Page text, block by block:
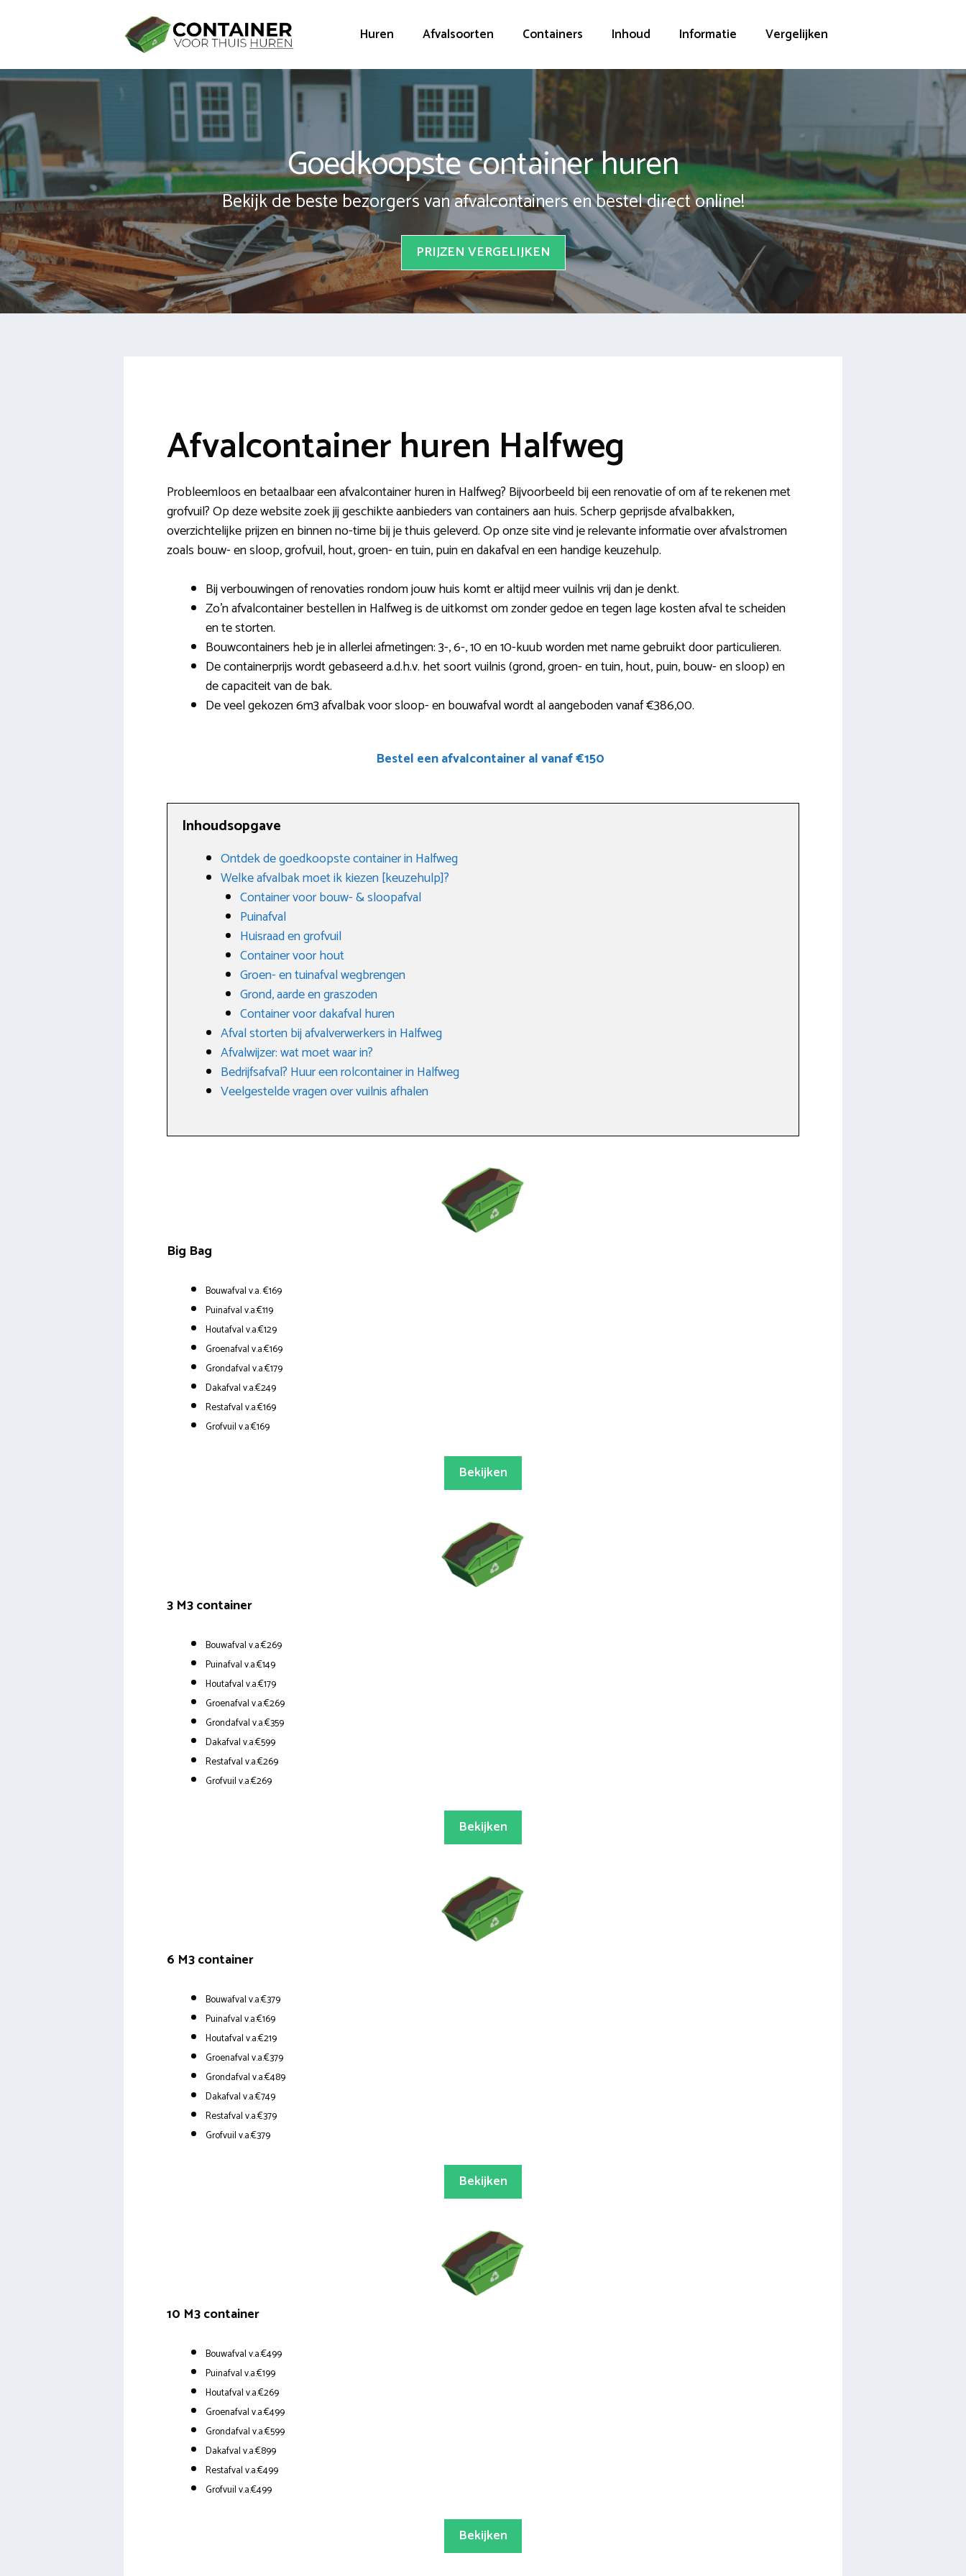
Huren Afvalsoorten Containers Inhoud Informatie Vergelijken
Goedkoopste container huren
Bekijk de beste bezorgers van afvalcontainers en bestel direct online!
PRIJZEN VERGELIJKEN
Afvalcontainer huren Halfweg
Probleemloos en betaalbaar een afvalcontainer huren in Halfweg? Bijvoorbeeld bij een renovatie of om af te rekenen met
grofvuil? Op deze website zoek jij geschikte aanbieders van containers aan huis. Scherp geprijsde afvalbakken,
overzichtelijke prijzen en binnen no-time bij je thuis geleverd. Op onze site vind je relevante informatie over afvalstromen
zoals bouw- en sloop, grofvuil, hout, groen- en tuin, puin en dakafval en een handige keuzehulp.
Bij verbouwingen of renovaties rondom jouw huis komt er altijd meer vuilnis vrij dan je denkt.
Zo’n afvalcontainer bestellen in Halfweg is de uitkomst om zonder gedoe en tegen lage kosten afval te scheiden
en te storten.
Bouwcontainers heb je in allerlei afmetingen: 3-, 6-, 10 en 10-kuub worden met name gebruikt door particulieren.
De containerprijs wordt gebaseerd a.d.h.v. het soort vuilnis (grond, groen- en tuin, hout, puin, bouw- en sloop) en
de capaciteit van de bak.
De veel gekozen 6m3 afvalbak voor sloop- en bouwafval wordt al aangeboden vanaf €386,00.
Bestel een afvalcontainer al vanaf €150
Inhoudsopgave
Ontdek de goedkoopste container in Halfweg
Welke afvalbak moet ik kiezen [keuzehulp]?
Container voor bouw- & sloopafval
Puinafval
Huisraad en grofvuil
Container voor hout
Groen- en tuinafval wegbrengen
Grond, aarde en graszoden
Container voor dakafval huren
Afval storten bij afvalverwerkers in Halfweg
Afvalwijzer: wat moet waar in?
Bedrijfsafval? Huur een rolcontainer in Halfweg
Veelgestelde vragen over vuilnis afhalen
Big Bag
Bouwafval v.a. €169
Puinafval v.a.€119
Houtafval v.a.€129
Groenafval v.a.€169
Grondafval v.a.€179
Dakafval v.a.€249
Restafval v.a.€169
Grofvuil v.a.€169
Bekijken
3 M3 container
Bouwafval v.a.€269
Puinafval v.a.€149
Houtafval v.a.€179
Groenafval v.a.€269
Grondafval v.a.€359
Dakafval v.a.€599
Restafval v.a.€269
Grofvuil v.a.€269
Bekijken
6 M3 container
Bouwafval v.a.€379
Puinafval v.a.€169
Houtafval v.a.€219
Groenafval v.a.€379
Grondafval v.a.€489
Dakafval v.a.€749
Restafval v.a.€379
Grofvuil v.a.€379
Bekijken
10 M3 container
Bouwafval v.a.€499
Puinafval v.a.€199
Houtafval v.a.€269
Groenafval v.a.€499
Grondafval v.a.€599
Dakafval v.a.€899
Restafval v.a.€499
Grofvuil v.a.€499
Bekijken